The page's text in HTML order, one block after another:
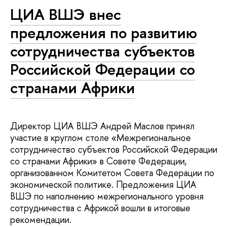
ЦИА ВШЭ внес
предложения по развитию
сотрудничества субъектов
Российской Федерации со
странами Африки
Директор ЦИА ВШЭ Андрей Маслов принял
участие в круглом столе «Межрегиональное
сотрудничество субъектов Российской Федерации
со странами Африки» в Совете Федерации,
организованном Комитетом Совета Федерации по
экономической политике. Предложения ЦИА
ВШЭ по наполнению межрегионального уровня
сотрудничества с Африкой вошли в итоговые
рекомендации.